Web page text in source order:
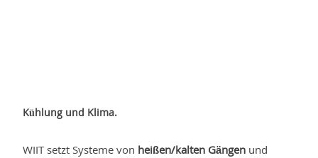
Kühlung und Klima.
WIIT setzt Systeme von heißen/kalten Gängen und